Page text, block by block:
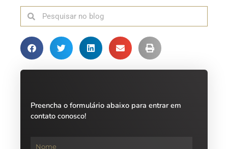
Preencha o formulário abaixo para entrar em
contato conosco!